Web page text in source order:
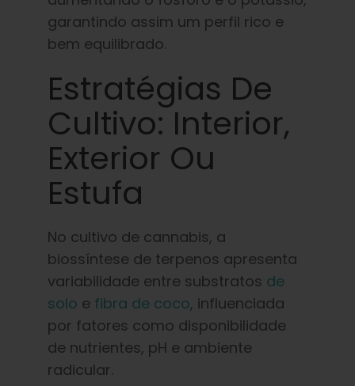
garantindo assim um perfil rico e
bem equilibrado.
Estratégias De
Cultivo: Interior,
Exterior Ou
Estufa
No cultivo de cannabis, a
biossíntese de terpenos apresenta
variabilidade entre substratos de
solo e fibra de coco, influenciada
por fatores como disponibilidade
de nutrientes, pH e ambiente
radicular.